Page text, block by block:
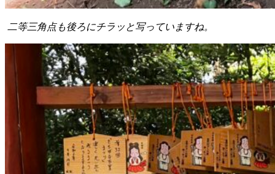
二等三角点も後ろにチラッと写っていますね。